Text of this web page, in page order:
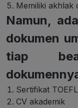
Memiliki akhlak
Namun,
dokumen
tiap
Sertifikat
CV akademik